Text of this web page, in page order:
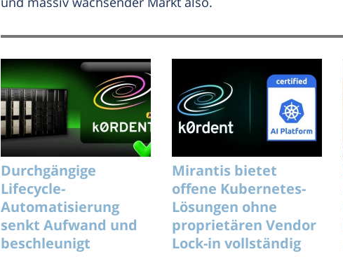
Durchgängige
Lifecycle-
Automatisierung
senkt Aufwand und
beschleunigt
Mirantis bietet
offene Kubernetes-
Lösungen ohne
proprietären Vendor
Lock-in vollständig